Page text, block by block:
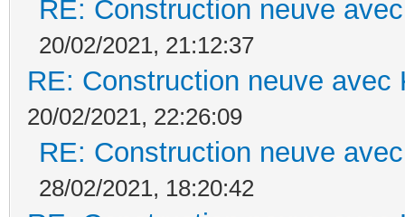
RE: Construction neuve
20/02/2021, 21:12:37
RE: Construction neuve avec
20/02/2021, 22:26:09
RE: Construction neuve
28/02/2021, 18:20:42